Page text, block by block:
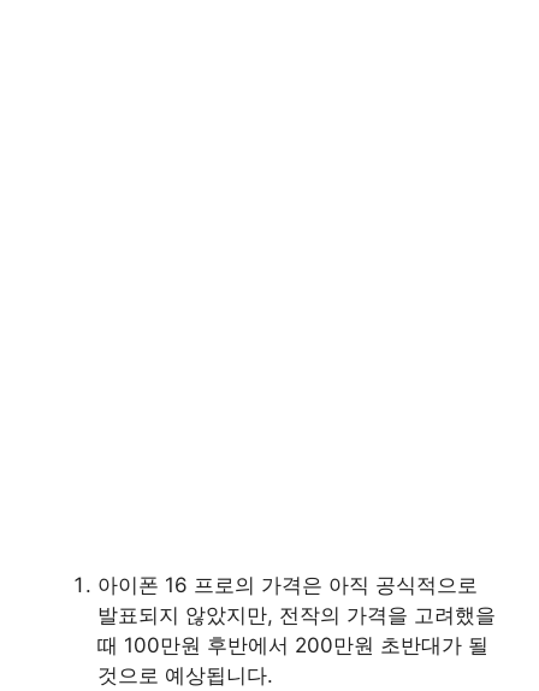
아이폰 16 프로의 가격은 아직 공식적으로
발표되지 않았지만, 전작의 가격을 고려했을
때 100만원 후반에서 200만원 초반대가 될
것으로 예상됩니다.